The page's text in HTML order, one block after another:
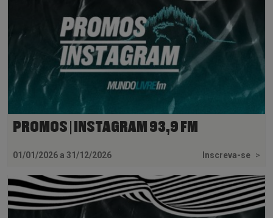
PROMOS | INSTAGRAM 93,9 FM
01/01/2026 a 31/12/2026 Inscreva-se >